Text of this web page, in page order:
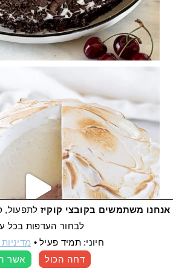
אנחנו משתמשים בקובצי קוקיז לתפעול,
לבחור העדפות בכל
חיוני: תמיד פעיל•
דחה הכול
אשר